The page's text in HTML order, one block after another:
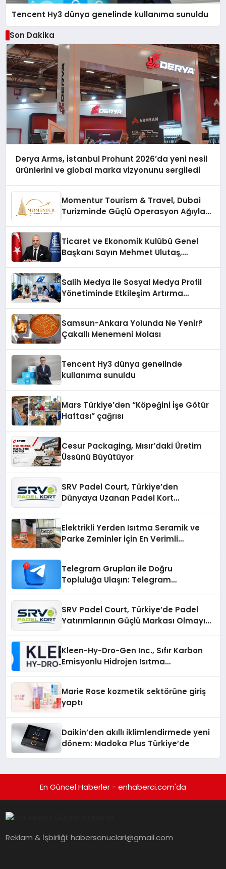
Tencent Hy3 dünya genelinde kullanıma sunuldu
Son Dakika
Derya Arms, İstanbul Prohunt 2026’da yeni nesil
ürünlerini ve global marka vizyonunu sergiledi
Momentur Tourism & Travel, Dubai
Turizminde Güçlü Operasyon Ağıyla
Ticaret ve Ekonomik Kulübü Genel
Başkanı Sayın Mehmet Ulutaş,
Salih Medya ile Sosyal Medya Profil
Yönetiminde Etkileşim Artırma
Samsun-Ankara Yolunda Ne Yenir?
Çakallı Menemeni Molası
Tencent Hy3 dünya genelinde
kullanıma sunuldu
Mars Türkiye’den “Köpeğini İşe Götür
Haftası” çağrısı
Cesur Packaging, Mısır’daki Üretim
Üssünü Büyütüyor
SRV Padel Court, Türkiye’den
Dünyaya Uzanan Padel Kort
Elektrikli Yerden Isıtma Seramik ve
Parke Zeminler İçin En Verimli
Telegram Grupları ile Doğru
Topluluğa Ulaşın: Telegram
SRV Padel Court, Türkiye’de Padel
Yatırımlarının Güçlü Markası Olmayı
Kleen-Hy-Dro-Gen Inc., Sıfır Karbon
Emisyonlu Hidrojen Isıtma
Marie Rose kozmetik sektörüne giriş
yaptı
Daikin’den akıllı iklimlendirmede yeni
dönem: Madoka Plus Türkiye’de
En Güncel Haberler - enhaberci.com'da
Reklam & İşbirliği:habersonuclari@gmail.com